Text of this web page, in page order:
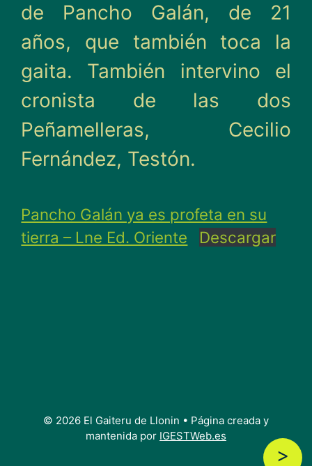
de Pancho Galán, de 21
años, que también toca la
gaita. También intervino el
cronista de las dos
Peñamelleras, Cecilio
Fernández, Testón.
Pancho Galán ya es profeta en su
tierra – Lne Ed. Oriente
Descargar
>
© 2026 El Gaiteru de Llonin • Página creada y
mantenida por IGESTWeb.es